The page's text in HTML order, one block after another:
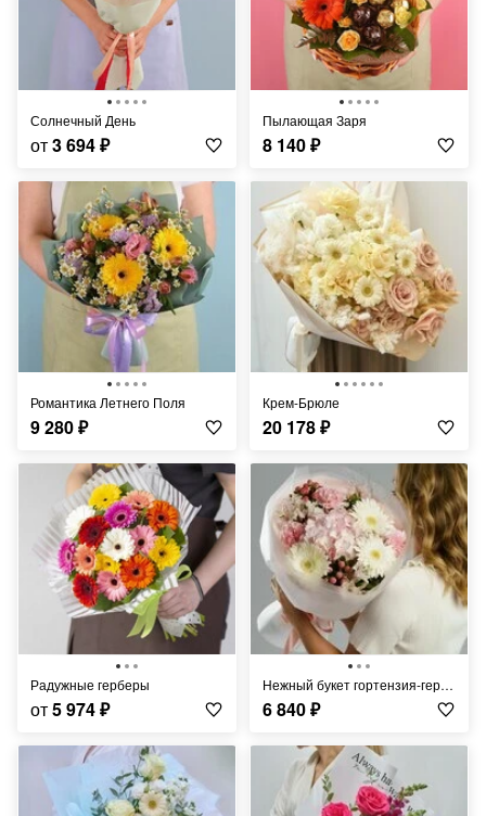
Солнечный День
от3 694₽
Пылающая Заря
8 140₽
Романтика Летнего Поля
9 280₽
Крем-Брюле
20 178₽
Радужные герберы
от5 974₽
Нежный букет гортензия-герберера
6 840₽